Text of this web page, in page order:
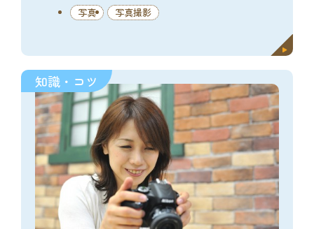
写真 写真撮影
知識・コツ